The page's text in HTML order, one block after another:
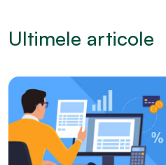
Ultimele articole